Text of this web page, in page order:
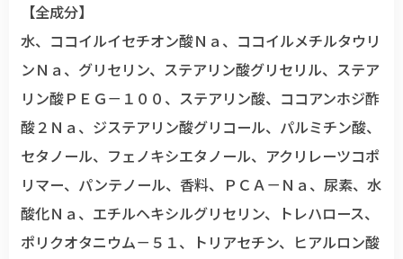
【全成分】
水、ココイルイセチオン酸Ｎａ、ココイルメチルタウリ
ンＮａ、グリセリン、ステアリン酸グリセリル、ステア
リン酸ＰＥＧ－１００、ステアリン酸、ココアンホジ酢
酸２Ｎａ、ジステアリン酸グリコール、パルミチン酸、
セタノール、フェノキシエタノール、アクリレーツコポ
リマー、パンテノール、香料、ＰＣＡ－Ｎａ、尿素、水
酸化Ｎａ、エチルヘキシルグリセリン、トレハロース、
ポリクオタニウム－５１、トリアセチン、ヒアルロン酸